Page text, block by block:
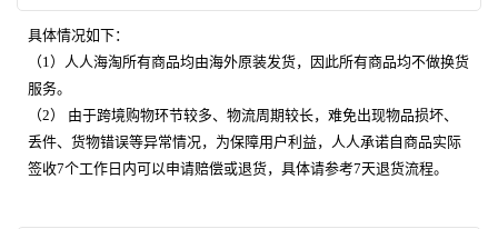
具体情况如下：
（1）人人海淘所有商品均由海外原装发货，因此所有商品均不做换货
服务。
（2） 由于跨境购物环节较多、物流周期较长，难免出现物品损坏、
丢件、货物错误等异常情况，为保障用户利益，人人承诺自商品实际
签收7个工作日内可以申请赔偿或退货，具体请参考7天退货流程。